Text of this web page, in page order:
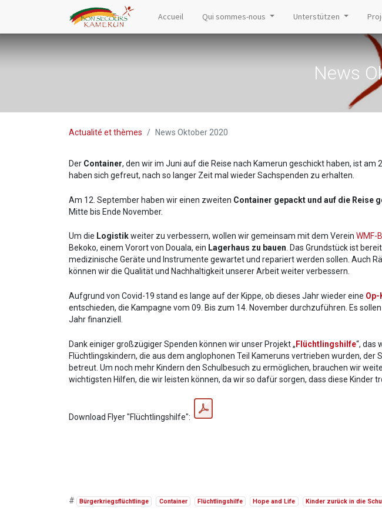
Accueil Qui sommes-nous Unterstützen
News
Actualité et thèmes News Oktober 2020
Der Container, den wir im Juni auf die Reise nach Kamerun geschickt haben, ist
haben sich gefreut, nach so langer Zeit mal wieder Sachspenden zu erhalten.
Am 12. September haben wir einen zweiten Container gepackt und auf die Reise
Mitte bis Ende November.
Um die Logistikweiter zu verbessern, wollen wir gemeinsam mit dem Verein WMF-
Bekoko, einem Vorort von Douala, ein Lagerhaus zu bauen. Das Grundstück ist
medizinische Geräte und Instrumente gewartet und repariert werden sollen. Auch
können wir die Qualität und Nachhaltigkeit unserer Arbeit weiter verbessern.
Aufgrund von Covid-19 stand es lange auf der Kippe, ob dieses Jahr wieder eine Op-
entschieden, die Kampagne vom 09. Bis zum 14. November durchzuführen. Es
Jahr finanziell.
Dank einiger großzügiger Spenden können wir unser Projekt „ Flüchtlingshilfe“, das
Flüchtlingskindern, die aus dem anglophonen Teil Kameruns vertrieben wurden,
betreut. Um noch mehr Kindern den Schulbesuch zu ermöglichen, brauchen wir
wichtigsten Hilfen, die wir leisten können, da wir so dafür sorgen, dass diese Kinder
Download Flyer "Flüchtlingshilfe":
# Bürgerkriegsflüchtlinge Container Flüchtlingshilfe Hope and Life Kinder zurück in die